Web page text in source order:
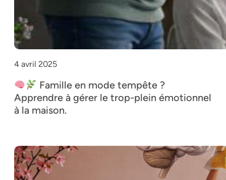
4 avril 2025
Famille en mode tempête ?
Apprendre à gérer le trop-plein émotionnel
à la maison.